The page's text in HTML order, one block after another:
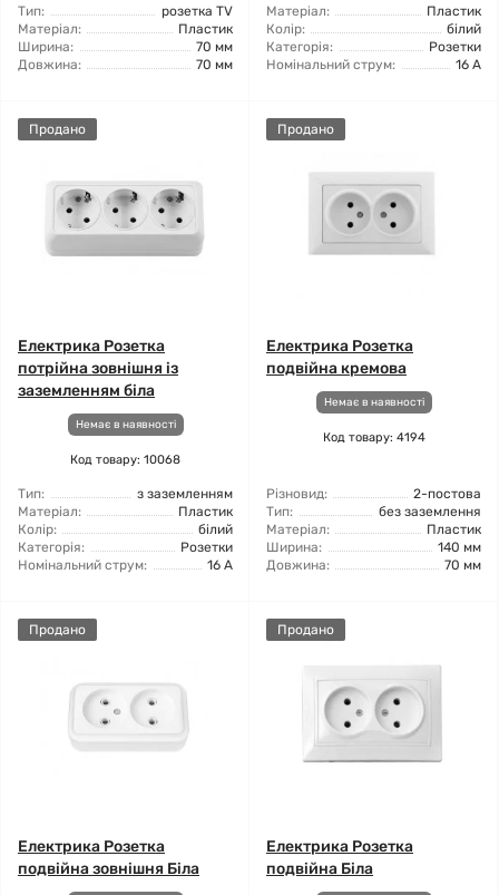
Тип:
розетка TV
Матеріал:
Пластик
Ширина:
70 мм
Довжина:
70 мм
Матеріал:
Пластик
Колір:
білий
Категорія:
Розетки
Номінальний струм:
16 А
Продано
Електрика Розетка
потрійна зовнішня із
заземленням біла
Немає в наявності
Код товару: 10068
Тип:
з заземленням
Матеріал:
Пластик
Колір:
білий
Категорія:
Розетки
Номінальний струм:
16 А
Продано
Електрика Розетка
подвійна кремова
Немає в наявності
Код товару: 4194
Різновид:
2-постова
Тип:
без заземлення
Матеріал:
Пластик
Ширина:
140 мм
Довжина:
70 мм
Продано
Електрика Розетка
подвійна зовнішня Біла
Продано
Електрика Розетка
подвійна Біла